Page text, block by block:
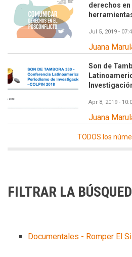
derechos
Jul 5, 2019 -
Juana
Son de
Apr 8, 2019 -
Juana
TODOS los
FILTRAR LA
Documentales - Romper El